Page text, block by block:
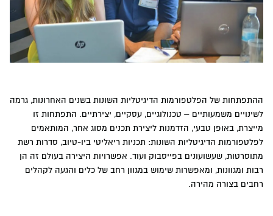
ההתפתחות של הפלטפורמות הדיגיטליות השונות בשנים האחרונות, גרמה
לשינויים משמעותיים – טכנולוגיים, עסקיים, יצירתיים. התפתחות זו
מייצרת, באופן טבעי, הזדמנות ליצירת תכנים מסוג אחר, המותאמים
לפלטפורמות הדיגיטליות השונות: תכניות ריאליטי ביו-טיוב, סדרות רשת
מתוסרטות, שעשועונים בפייסבוק ועוד. אפשרויות היצירה בעולם זה הן
רבות ומגוונות, ומאפשרות שימוש במגוון רחב של כלים והגעה לקהלים
רחבים בצורה מהירה.